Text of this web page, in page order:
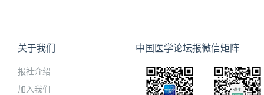
关于我们
报社介绍
加入我们
中国医学论坛报微信矩阵